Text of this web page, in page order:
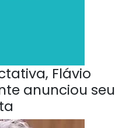
Flávio
anunciou seu